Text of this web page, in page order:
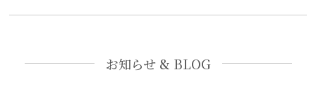
お知らせ & BLOG